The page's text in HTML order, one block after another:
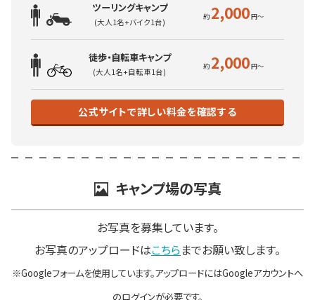
ツーリングキャンプ
(大人1名+バイク1台) 2,000
徒歩・自転車キャンプ
(大人1名+自転車1台) 2,000
公式サイトで詳しい料金を確認する
キャンプ場の写真
お写真を募集しています。
お写真のアップロードはこちらまでお願い致します。
※Googleフォームを使用しています。アップロードにはGoogleアカウントへ
のログインが必要です。